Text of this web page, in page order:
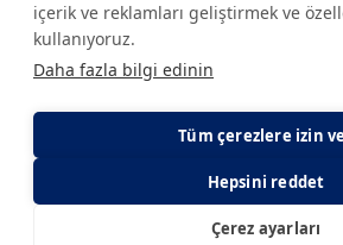
E-Randevu
Sitede yer alan tüm içerikler yalnızca
Sağlığınızla ilgili sorularınız için mutlaka
kuruluşuna başvurunuz.
Gizlilik ve Çerez Politikası KVKK
içerik ve reklamları geliştirmek ve
kullanıyoruz.
Daha fazla bilgi edinin
Tüm çerezlere izin
Hepsini reddet
Çerez ayarları